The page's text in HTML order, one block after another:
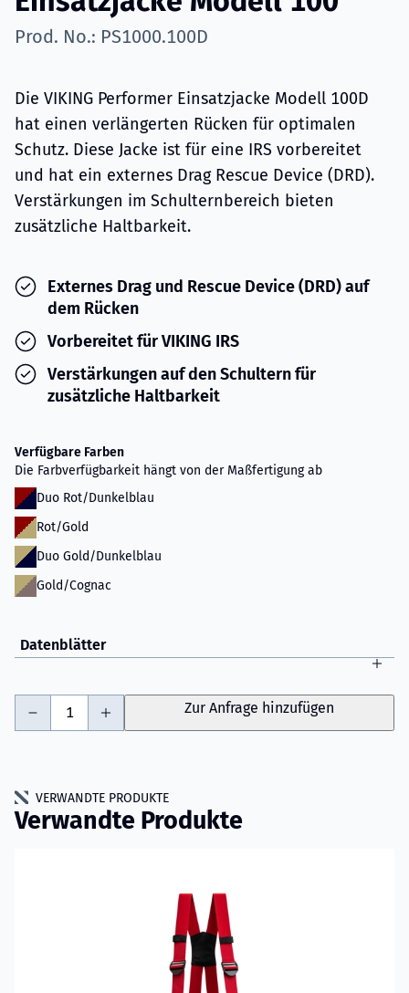
Prod. No.: PS1000.100D
Die VIKING Performer Einsatzjacke Modell 100D
hat einen verlängerten Rücken für optimalen
Schutz. Diese Jacke ist für eine IRS vorbereitet
und hat ein externes Drag Rescue Device (DRD).
Verstärkungen im Schulternbereich bieten
zusätzliche Haltbarkeit.
Externes Drag und Rescue Device (DRD) auf
dem Rücken
Vorbereitet für VIKING IRS
Verstärkungen auf den Schultern für
zusätzliche Haltbarkeit
Verfügbare Farben
Die Farbverfügbarkeit hängt von der Maßfertigung ab
Duo Rot/Dunkelblau
Rot/Gold
Duo Gold/Dunkelblau
Gold/Cognac
Datenblätter
Zur Anfrage hinzufügen
VERWANDTE PRODUKTE
Verwandte Produkte